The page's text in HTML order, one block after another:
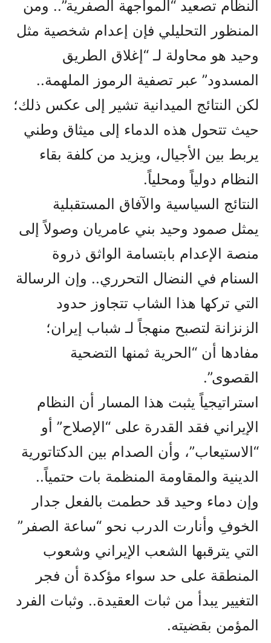
النظام تصعيد “المواجهة الصفرية”.. ومن
المنظور التحليلي فإن إعدام شخصية مثل
وحيد هو محاولة لـ “إغلاق الطريق
المسدود” عبر تصفية الرموز الملهمة..
لكن النتائج الميدانية تشير إلى عكس ذلك؛
حيث تتحول هذه الدماء إلى ميثاق وطني
يربط بين الأجيال، ويزيد من كلفة بقاء
النظام دولياً ومحلياً.
النتائج السياسية والآفاق المستقبلية
يمثل صمود وحيد بني عامريان وصولاً إلى
منصة الإعدام بابتسامة الواثق ذروة
السنام في النضال التحرري.. وإن الرسالة
التي تركها هذا الشاب تتجاوز حدود
الزنزانة لتصبح منهجاً لـ شباب إيران؛
مفادها أن “الحرية ثمنها التضحية
القصوى”.
استراتيجياً يثبت هذا المسار أن النظام
الإيراني فقد القدرة على “الإصلاح” أو
“الاستيعاب”، وأن الصدام بين الدكتاتورية
الدينية والمقاومة المنظمة بات حتمياً..
وإن دماء وحيد قد حطمت بالفعل جدار
الخوفِ وأنارت الدرب نحو “ساعة الصفر”
التي يترقبها الشعب الإيراني وشعوب
المنطقة على حد سواء مؤكدة أن فجر
التغيير يبدأ من ثبات العقيدة.. وثبات الفرد
المؤمن بقضيته.